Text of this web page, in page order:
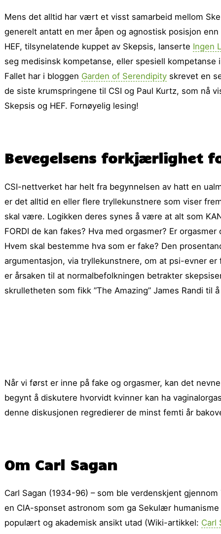
Mens det alltid har vært et visst samarbeid mellom
generelt antatt en mer åpen og agnostisk posisjon
HEF, tilsynelatende kuppet av Skepsis, lanserte Ingen
seg medisinsk kompetanse, eller spesiell
Fallet har i bloggen Garden of Serendipity skrevet en
de siste krumspringene til CSI og Paul Kurtz, som nå
Skepsis og HEF. Fornøyelig lesing!
Bevegelsens forkjærlighet
CSI-nettverket har helt fra begynnelsen av hatt en
er det alltid en eller flere tryllekunstnere som viser
skal være. Logikken deres synes å være at alt som
FORDI de kan fakes? Hva med orgasmer? Er
Hvem skal bestemme hva som er fake? Den
argumentasjon, via tryllekunstnere, om at psi-evner
er årsaken til at normalbefolkningen betrakter
skrulletheten som fikk ”The Amazing” James Randi
Når vi først er inne på fake og orgasmer, kan det
begynt å diskutere hvorvidt kvinner kan ha
denne diskusjonen regredierer de minst femti år
Om Carl Sagan
Carl Sagan (1934-96) – som ble verdenskjent
en CIA-sponset astronom som ga Sekulær
populært og akademisk ansikt utad (Wiki-artikkel: Carl